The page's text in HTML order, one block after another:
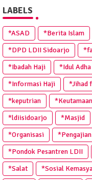
LABELS
*ASAD *Berita Islam
*DPD LDII Sidoarjo
*Ibadah Haji
*Idul Adha
*Informasi Haji
*Jihad
*keputrian
*ldiisidoarjo
*Masjid
*Organisasi
*Pondok Pesantren LDII
*Salat
*Sosial